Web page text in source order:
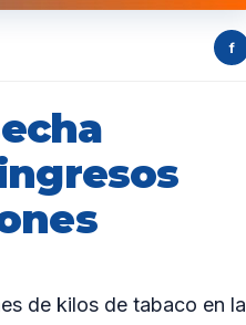
f
de kilos de tabaco en la